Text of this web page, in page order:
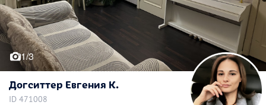
1/3
Догситтер Евгения К.
ID 471008